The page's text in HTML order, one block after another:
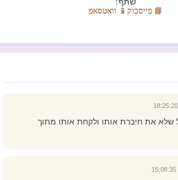
📘 פייסבוק 📱 וואטסאפ
שלא את חיברת אותו ולקחת אותו מתוך